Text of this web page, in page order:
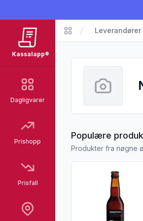
Kassalapp®
Dagligvarer
Prishopp
Prisfall
Kassalapp
Leverandører
Populære
Produkter fra nøgne